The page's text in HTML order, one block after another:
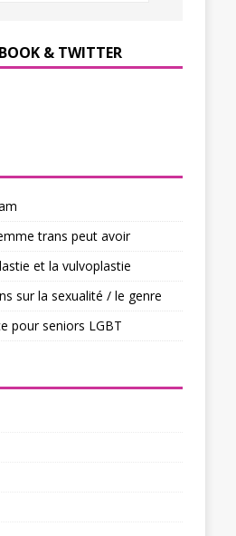
& TWITTER
trans peut avoir
et la vulvoplastie
sur la sexualité / le genre
pour seniors LGBT